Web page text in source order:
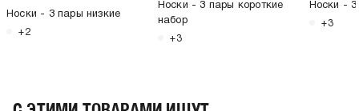
Носки - 3 пары низкие
+2
Носки - 3 пары короткие
набор
+3
Носки - 3
+3